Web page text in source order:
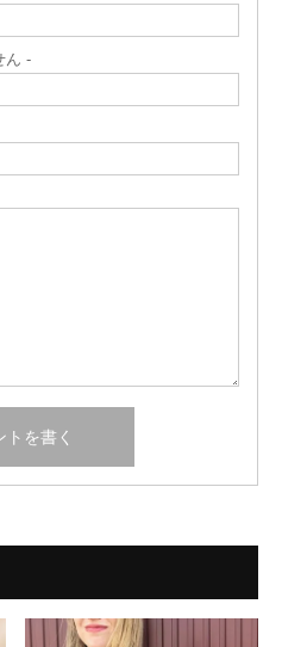
ん -